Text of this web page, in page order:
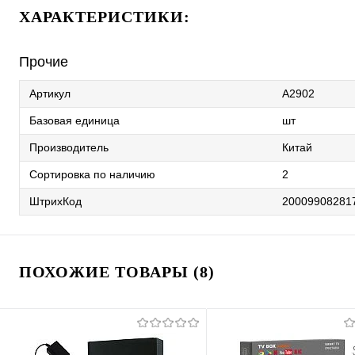
ХАРАКТЕРИСТИКИ:
Прочие
Артикул A2902
Базовая единица шт
Производитель Китай
Сортировка по наличию 2
ШтрихКод
ПОХОЖИЕ ТОВАРЫ (8)